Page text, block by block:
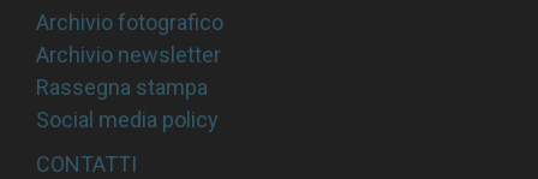
Archivio fotografico
Archivio newsletter
Rassegna stampa
Social media policy
CONTATTI